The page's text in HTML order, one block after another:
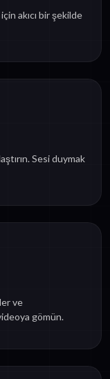
akıcı bir şekilde
Sesi duymak
ve
gömün.